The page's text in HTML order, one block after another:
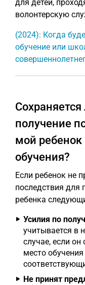
для детей,
волонтерскую
(2024): Когда
обучение или
получение
мой ребенок
обучения?
Если ребенок не
последствия для
ребенка
Усилия по
учитывается в
случае, если он
место
Не принят